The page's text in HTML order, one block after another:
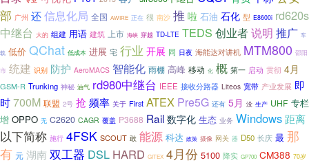
部 广州 还信息化局 全国 AWIRE 正在 很 南沙 推 啦 石油 石化 型 E8600i rd620s
中继台 大的 组建 用语 建筑 上市 海峡 穿越 TD-LTE TEDS 创业者说明 推广 车
载 低价 QChat 低成本 进展 宅 行业 开展 同 日夜 海能达对讲机 MTM800 邵阳
市 统建 识别 防护 AeroMACS 智能化 雨棚 高峰 移动 化 概 第一 启动 贯彻 4月
GSM-R Trunking 神秘 油气 rd980中继台 IEEE 接收分路器 Liteos 宽带 产业发展 即
时700M 联盟 2号 抢 频率 关于 First ATEX Pre5G 还有 5月 没 生产 UHF 专栏
增 OPPO 无 C2620 CAGR 覆盖 P3688 Rail 数字化 生态 业务 Windows 距离
以下简称 施行 4FSK SCOUT 敢 能源 科达 政策 摄像 网关 器 D50 长庆 最 那
有 元 湖南 双工器 DSL HARD GITEX 4月份 5100 降实 GP700 CM388 70岁